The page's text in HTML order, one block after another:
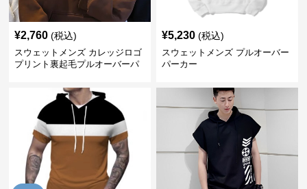
¥2,760 (税込)
スウェットメンズ カレッジロゴ
プリント裏起毛プルオーバーパ
¥5,230 (税込)
スウェットメンズ プルオーバー
パーカー